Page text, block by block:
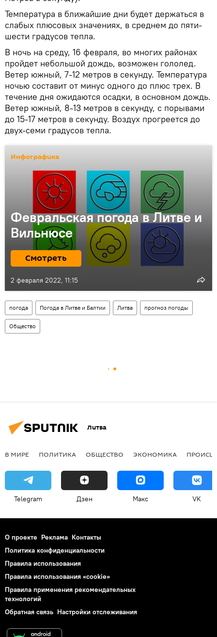
Температура в ближайшие дни будет держаться в
слабых плюсовых значениях, в среднем до пяти-
шести градусов тепла.
В ночь на среду, 16 февраля, во многих районах
пройдет небольшой дождь, возможен гололед.
Ветер южный, 7-12 метров в секунду. Температура
ночью составит от минус одного до плюс трех. В
течение дня ожидаются осадки, в основном дождь.
Ветер южный, 8-13 метров в секунду, с порывами
до 15-17 метров в секунду. Воздух прогреется до
двух-семи градусов тепла.
Инфографика
Февральская погода в Литве и
Вильнюсе
Смотреть
2 февраля 2022, 11:15
погода Погода в Литве и Балтии Литва прогноз погоды
Общество
Литва
В МИРЕ ПОЛИТИКА ОБЩЕСТВО ЭКОНОМИКА
Telegram Дзен Макс VK
О проекте Реклама Контакты
Политика конфиденциальности
Правила использования
Правила использования «cookie»
Правила применения рекомендательных
технологий
Обратная связь Настройки отслеживания